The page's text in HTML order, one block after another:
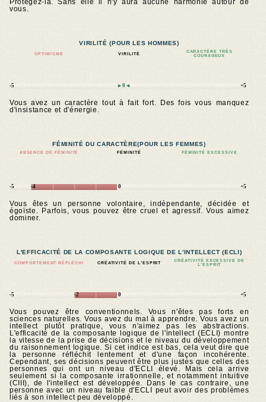
Protégez-la. Sans elle il n'y aura aucune harmonie autour de
vous.
VIRILITÉ (POUR LES HOMMES)
OPTIMISME VIRILITÉ
CARACTÈRE TRÈS
COURAGEUX
-5 ►0◄ +5
Vous avez un caractère tout à fait fort. Des fois vous manquez
d'insistance et d'énergie.
FÉMINITÉ DU CARACTÈRE(POUR LES FEMMES)
ABSENCE DE FÉMINITÉ FÉMINITÉ FÉMINITÉ EXCESSIVE
-5 -4 0 +5
Vous êtes un personne volontaire, indépendante, décidée et
égoïste. Parfois, vous pouvez être cruel et agressif. Vous aimez
dominer.
L'EFFICACITÉ DE LA COMPOSANTE LOGIQUE DE L'INTELLECT (ECLI)
COMPORTEMENT RÉFLÉCHI CRÉATIVITÉ DE L’ESPRIT
CRÉATIVITÉ EXCESSIVE DE
L’ESPRIT
-5 -2 0 +5
Vous pouvez être conventionnels. Vous n'êtes pas forts en
sciences naturelles. Vous avez du mal à apprendre. Vous avez un
intellect plutôt pratique, vous n'aimez pas les abstractions.
L'efficacité de la composante logique de l'intellect (ECLI) montre
la vitesse de la prise de décisions et le niveau du développement
du raisonnement logique. Si cet indice est bas, cela veut dire que
la personne réfléchit lentement et d'une façon incohérente.
Cependant, ses décisions peuvent être plus justes que celles des
personnes qui ont un niveau d'ECLI élevé. Mais cela arrive
seulement si la composante irrationnelle, et notamment intuitive
(CIII), de l'intellect est développée. Dans le cas contraire, une
personne avec un niveau faible d'ECLI peut avoir des problèmes
liés à son intellect peu développé.